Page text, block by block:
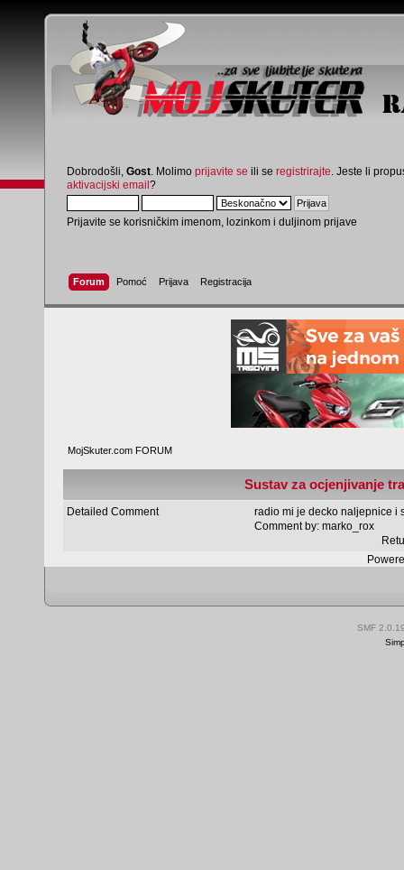
Dobrodošli, Gost . Molimo prijavite se ili se registrirajte . Jeste li
aktivacijski email?
Prijavite se korisničkim imenom, lozinkom i duljinom prijave
Forum Pomoć Prijava Registracija
MojSkuter.com FORUM
Sustav za ocjenjivanje
Detailed Comment
radio mi je decko naljepnice i
Comment by: marko_rox
SMF